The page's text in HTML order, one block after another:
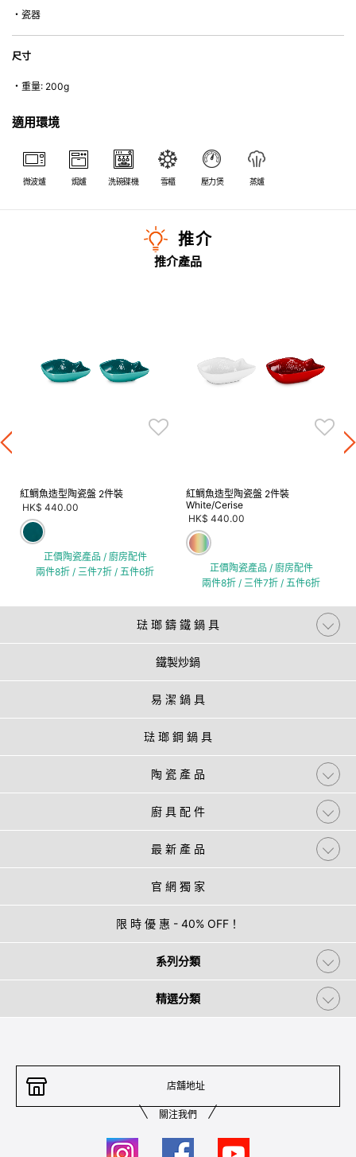
・瓷器
尺寸
・重量: 200g
適用環境
微波爐 焗爐 洗碗碟機 雪櫃 壓力煲 蒸爐
推介
推介產品
紅鯛魚造型陶瓷盤 2件裝
HK$ 440.00
正價陶瓷產品 / 廚房配件
兩件8折 / 三件7折 / 五件6折
紅鯛魚造型陶瓷盤 2件裝
White/Cerise
HK$ 440.00
正價陶瓷產品 / 廚房配件
兩件8折 / 三件7折 / 五件6折
琺 瑯 鑄 鐵 鍋 具
鐵製炒鍋
易 潔 鍋 具
琺 瑯 鋼 鍋 具
陶 瓷 產 品
廚 具 配 件
最 新 產 品
官 網 獨 家
限 時 優 惠 - 40% OFF！
系列分類
精選分類
店舖地址
關注我們